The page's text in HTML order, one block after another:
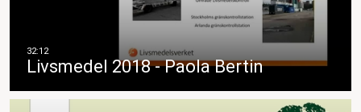
Livsmedel 2018 - Paola Bertin